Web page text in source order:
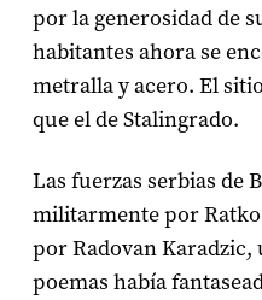
por la generosidad de
habitantes ahora se
metralla y acero. El
que el de Stalingrado.
Las fuerzas serbias de
militarmente por
por Radovan
poemas había